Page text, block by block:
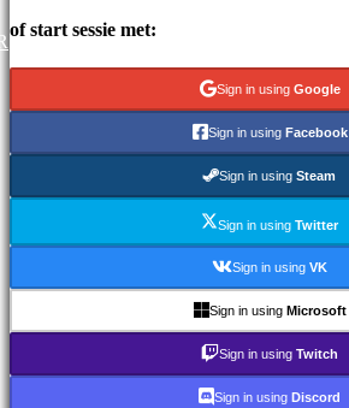
Strategiespellen
Adventuregames
MMO-
RPG-
Sportspellen
Racing
Casual
Indie
Simulation
of start sessie met:
Sign in using Google
Sign in using Facebook
Sign in using Steam
Sign in usingTwitter
Sign in using VK
Sign in using Microsoft
Sign in using Twitch
Sign in using Discord